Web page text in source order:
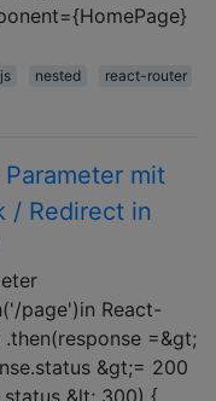
nested
react-router
mit
/ Redirect in
page')in React-
=&gt;
&gt;= 200
&lt; 300) {